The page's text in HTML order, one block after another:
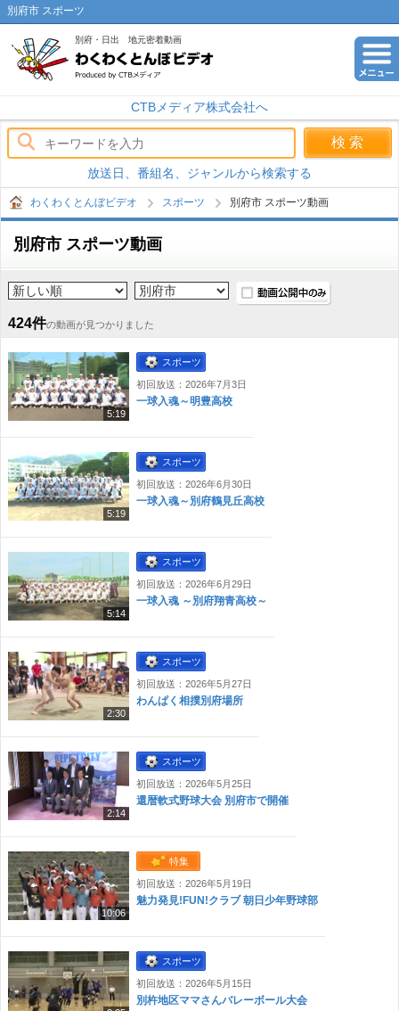
別府市 スポーツ
別府・日出 地元密着動画
CTBメディア株式会社へ
放送日、番組名、ジャンルから検索する
わくわくとんぼビデオ スポーツ 別府市 スポーツ動画
別府市 スポーツ動画
424件の動画が見つかりました
5:19
スポーツ
初回放送：2026年7月3日
一球入魂～明豊高校
5:19
スポーツ
初回放送：2026年6月30日
一球入魂～別府鶴見丘高校
5:14
スポーツ
初回放送：2026年6月29日
一球入魂 ～別府翔青高校～
2:30
スポーツ
初回放送：2026年5月27日
わんぱく相撲別府場所
2:14
スポーツ
初回放送：2026年5月25日
還暦軟式野球大会 別府市で開催
10:06
特集
初回放送：2026年5月19日
魅力発見!FUN!クラブ 朝日少年野球部
スポーツ
初回放送：2026年5月15日
別杵地区ママさんバレーボール大会